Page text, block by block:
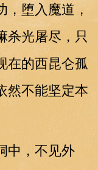
堕入魔道，
杀光屠尽，只
在的西昆仑孤
然不能坚定本
，不见外